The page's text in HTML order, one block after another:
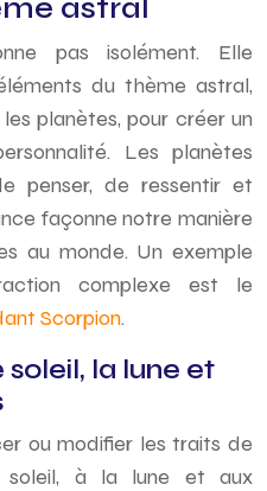
astral
pas isolément. Elle
du thème astral,
planètes, pour créer un
Les planètes
penser, de ressentir et
façonne notre manière
au monde. Un exemple
complexe est le
Scorpion.
la lune et
ou modifier les traits de
soleil, à la lune et aux